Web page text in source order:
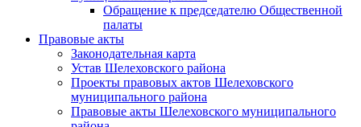
Обращение к председателю Общественной
палаты
Правовые акты
Законодательная карта
Устав Шелеховского района
Проекты правовых актов Шелеховского
муниципального района
Правовые акты Шелеховского муниципального